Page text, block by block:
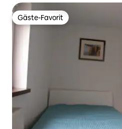
Gäste-Favorit
Gäste-Favorit